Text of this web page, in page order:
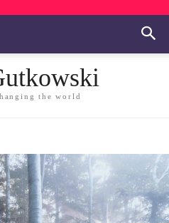
the world